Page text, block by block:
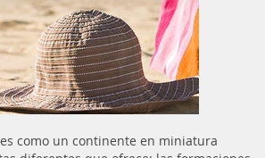
es como un continente en miniatura